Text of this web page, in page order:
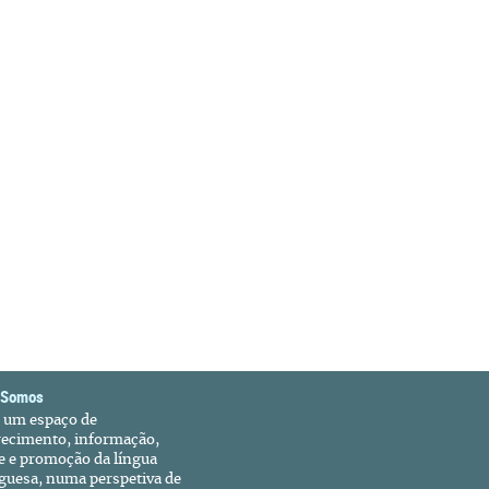
um espaço de
informação,
e promoção da língua
numa perspetiva de